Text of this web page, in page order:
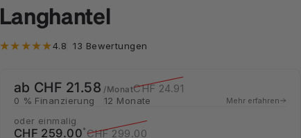
Langhantel
4.8 13 Bewertungen
Verkaufspreis
ab CHF 21.58 /Monat
Normaler Preis CHF 24.91
0 % Finanzierung 12 Monate Mehr erfahren
oder einmalig
Verkaufspreis
CHF 259.00*
Normaler PreisCHF 299.00